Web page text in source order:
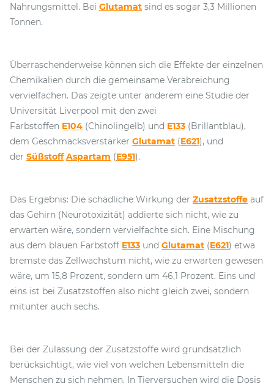
Nahrungsmittel. Bei Glutamat sind es sogar 3,3 Millionen
Tonnen.
Überraschenderweise können sich die Effekte der einzelnen
Chemikalien durch die gemeinsame Verabreichung
vervielfachen. Das zeigte unter anderem eine Studie der
Universität Liverpool mit den zwei
Farbstoffen E104 (Chinolingelb) und E133 (Brillantblau),
dem Geschmacksverstärker Glutamat (E621), und
der Süßstoff Aspartam (E951).
Das Ergebnis: Die schädliche Wirkung der Zusatzstoffe auf
das Gehirn (Neurotoxizität) addierte sich nicht, wie zu
erwarten wäre, sondern vervielfachte sich. Eine Mischung
aus dem blauen Farbstoff E133 und Glutamat (E621) etwa
bremste das Zellwachstum nicht, wie zu erwarten gewesen
wäre, um 15,8 Prozent, sondern um 46,1 Prozent. Eins und
eins ist bei Zusatzstoffen also nicht gleich zwei, sondern
mitunter auch sechs.
Bei der Zulassung der Zusatzstoffe wird grundsätzlich
berücksichtigt, wie viel von welchen Lebensmitteln die
Menschen zu sich nehmen. In Tierversuchen wird die Dosis